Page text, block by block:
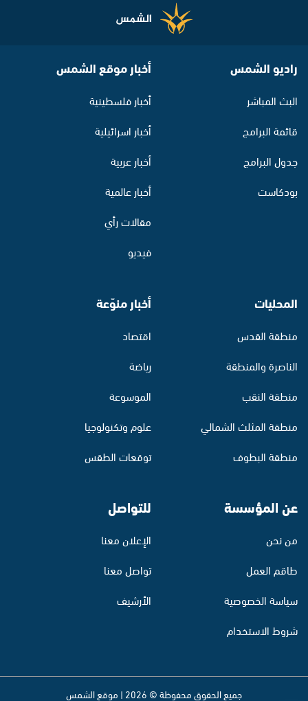
راديو الشمس
البث المباشر
قائمة البرامج
جدول البرامج
بودكاست
أخبار موقع الشمس
أخبار فلسطينية
أخبار اسرائيلية
أخبار عربية
أخبار عالمية
مقالات رأي
فيديو
المحليات
منطقة القدس
الناصرة والمنطقة
منطقة النقب
منطقة المثلث الشمالي
منطقة البطوف
أخبار منوّعة
اقتصاد
رياضة
الموسوعة
علوم وتكنولوجيا
توقعات الطقس
عن المؤسسة
من نحن
طاقم العمل
سياسة الخصوصية
شروط الاستخدام
للتواصل
الإعلان معنا
تواصل معنا
الأرشيف
جميع الحقوق محفوظة © 2026 | موقع الشمس